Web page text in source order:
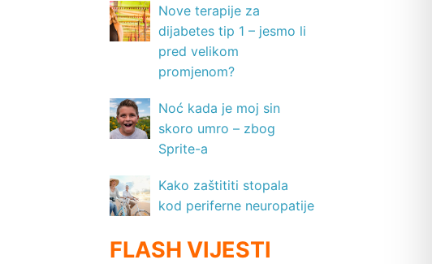
Nove terapije za
dijabetes tip 1 – jesmo li
pred velikom
promjenom?
Noć kada je moj sin
skoro umro – zbog
Sprite-a
Kako zaštititi stopala
kod periferne neuropatije
FLASH VIJESTI